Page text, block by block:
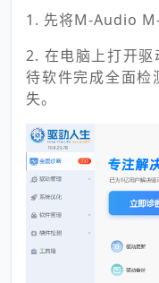
1. 先将M-Audio
2. 在电脑上打开
待软件完成全面检
失。